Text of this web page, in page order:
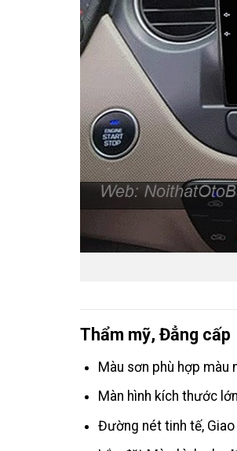
Thẩm mỹ, Đẳng cấp
Màu sơn phù hợp màu
Màn hình kích thước
Đường nét tinh tế,